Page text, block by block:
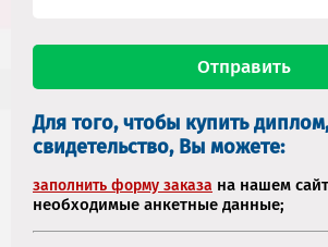
Для того, чтобы купить диплом,
свидетельство, Вы можете:
заполнить форму заказа на нашем
необходимые анкетные данные;